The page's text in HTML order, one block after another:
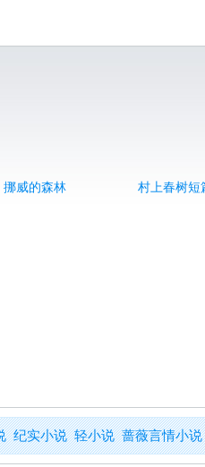
挪威的森林 村上春树短
纪实小说 轻小说 蔷薇言情小说